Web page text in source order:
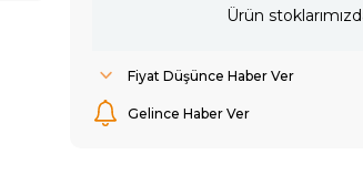
Ürün
Fiyat Düşünce Haber Ver
Gelince Haber Ver